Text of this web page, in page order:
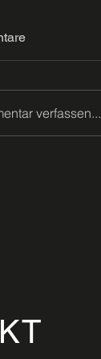
verfassen...